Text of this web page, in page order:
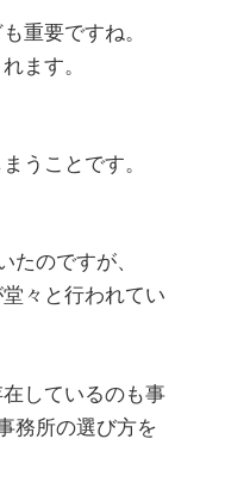
重要ですね。
ます。
うことです。
のですが、
々と行われてい
しているのも事
務所の選び方を